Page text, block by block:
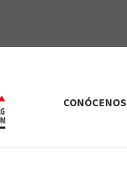
CONÓCENOS